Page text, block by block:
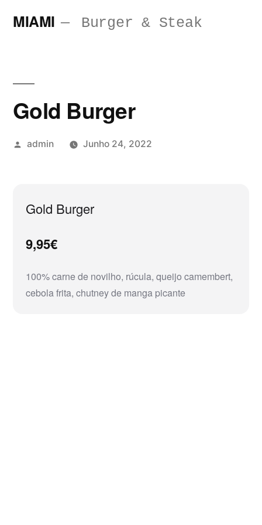
conteúdo
MIAMI Burger & Steak
Gold Burger
Publicado
admin Junho 24, 2022
Gold Burger
9,95€
100% carne de novilho, rúcula, queijo camembert,
cebola frita, chutney de manga picante